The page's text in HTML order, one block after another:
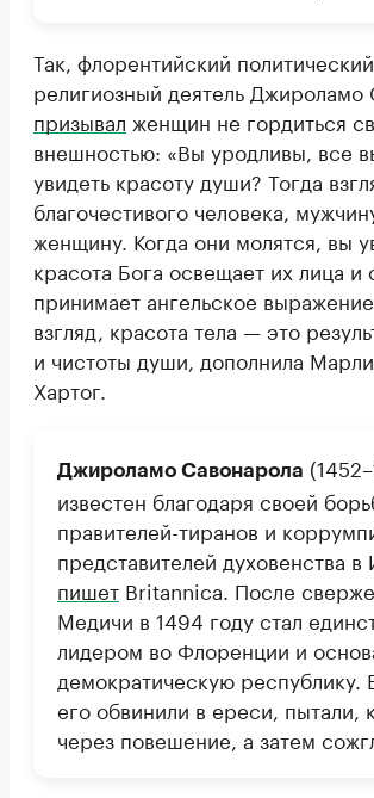
Так, флорентийский
религиозный деятель Джироламо
призывал женщин не гордиться
внешностью: «Вы уродливы, все
увидеть красоту души? Тогда
благочестивого человека,
женщину. Когда они молятся, вы
красота Бога освещает их лица и
принимает ангельское
взгляд, красота тела — это
и чистоты души, дополнила
Хартог.
Джироламо Савонарола
известен благодаря своей
правителей-тиранов и
представителей духовенства в
пишет Britannica. После
Медичи в 1494 году стал
лидером во Флоренции и
демократическую республику.
его обвинили в ереси, пытали,
через повешение, а затем